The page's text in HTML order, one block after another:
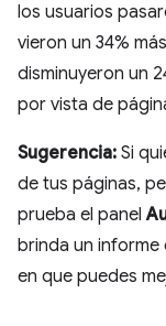
los usuarios
vieron un 34%
disminuyeron un
por vista de
Sugerencia: Si
de tus páginas,
prueba el panel
brinda un
en que puedes